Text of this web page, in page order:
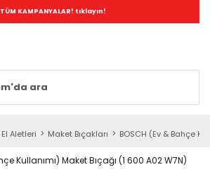
TÜM KAMPANYALAR! tıklayın!
El Aletleri Maket Bıçakları BOSCH (Ev & Bahçe